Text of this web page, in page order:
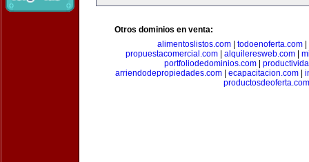
Otros dominios en venta:
alimentoslistos.com| todoenoferta.com|
propuestacomercial.com
alquileresweb.com
portfoliodedominios.com
arriendodepropiedades.com| ecapacitacion.com|
productosdeoferta.com